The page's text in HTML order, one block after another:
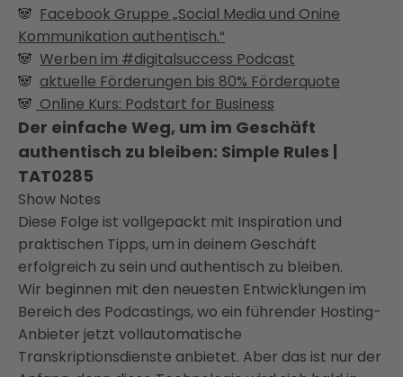
🐼 Facebook Gruppe „Social Media und Onine
Kommunikation authentisch.“
🐼 Werben im #digitalsuccess Podcast
🐼 aktuelle Förderungen bis 80% Förderquote
🐼 Online Kurs: Podstart for Business
Der einfache Weg, um im Geschäft
authentisch zu bleiben: Simple Rules |
TAT0285
Show Notes
Diese Folge ist vollgepackt mit Inspiration und
praktischen Tipps, um in deinem Geschäft
erfolgreich zu sein und authentisch zu bleiben.
Wir beginnen mit den neuesten Entwicklungen im
Bereich des Podcastings, wo ein führender Hosting-
Anbieter jetzt vollautomatische
Transkriptionsdienste anbietet. Aber das ist nur der